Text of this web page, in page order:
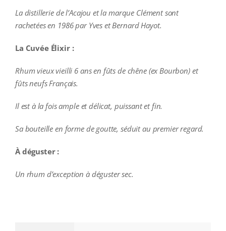
La distillerie de l’Acajou et la marque Clément sont
rachetées en 1986 par Yves et Bernard Hayot.
La Cuvée Élixir :
Rhum vieux vieilli 6 ans en fûts de chêne (ex Bourbon) et
fûts neufs Français.
Il est à la fois ample et délicat, puissant et fin.
Sa bouteille en forme de goutte, séduit au premier regard.
À déguster :
Un rhum d’exception à déguster sec.